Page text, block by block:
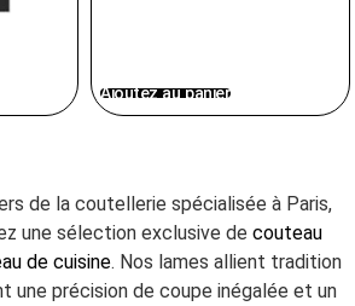
Ajoutez au panier
de la coutellerie spécialisée à Paris,
une sélection exclusive de couteau
de cuisine. Nos lames allient tradition
une précision de coupe inégalée et un